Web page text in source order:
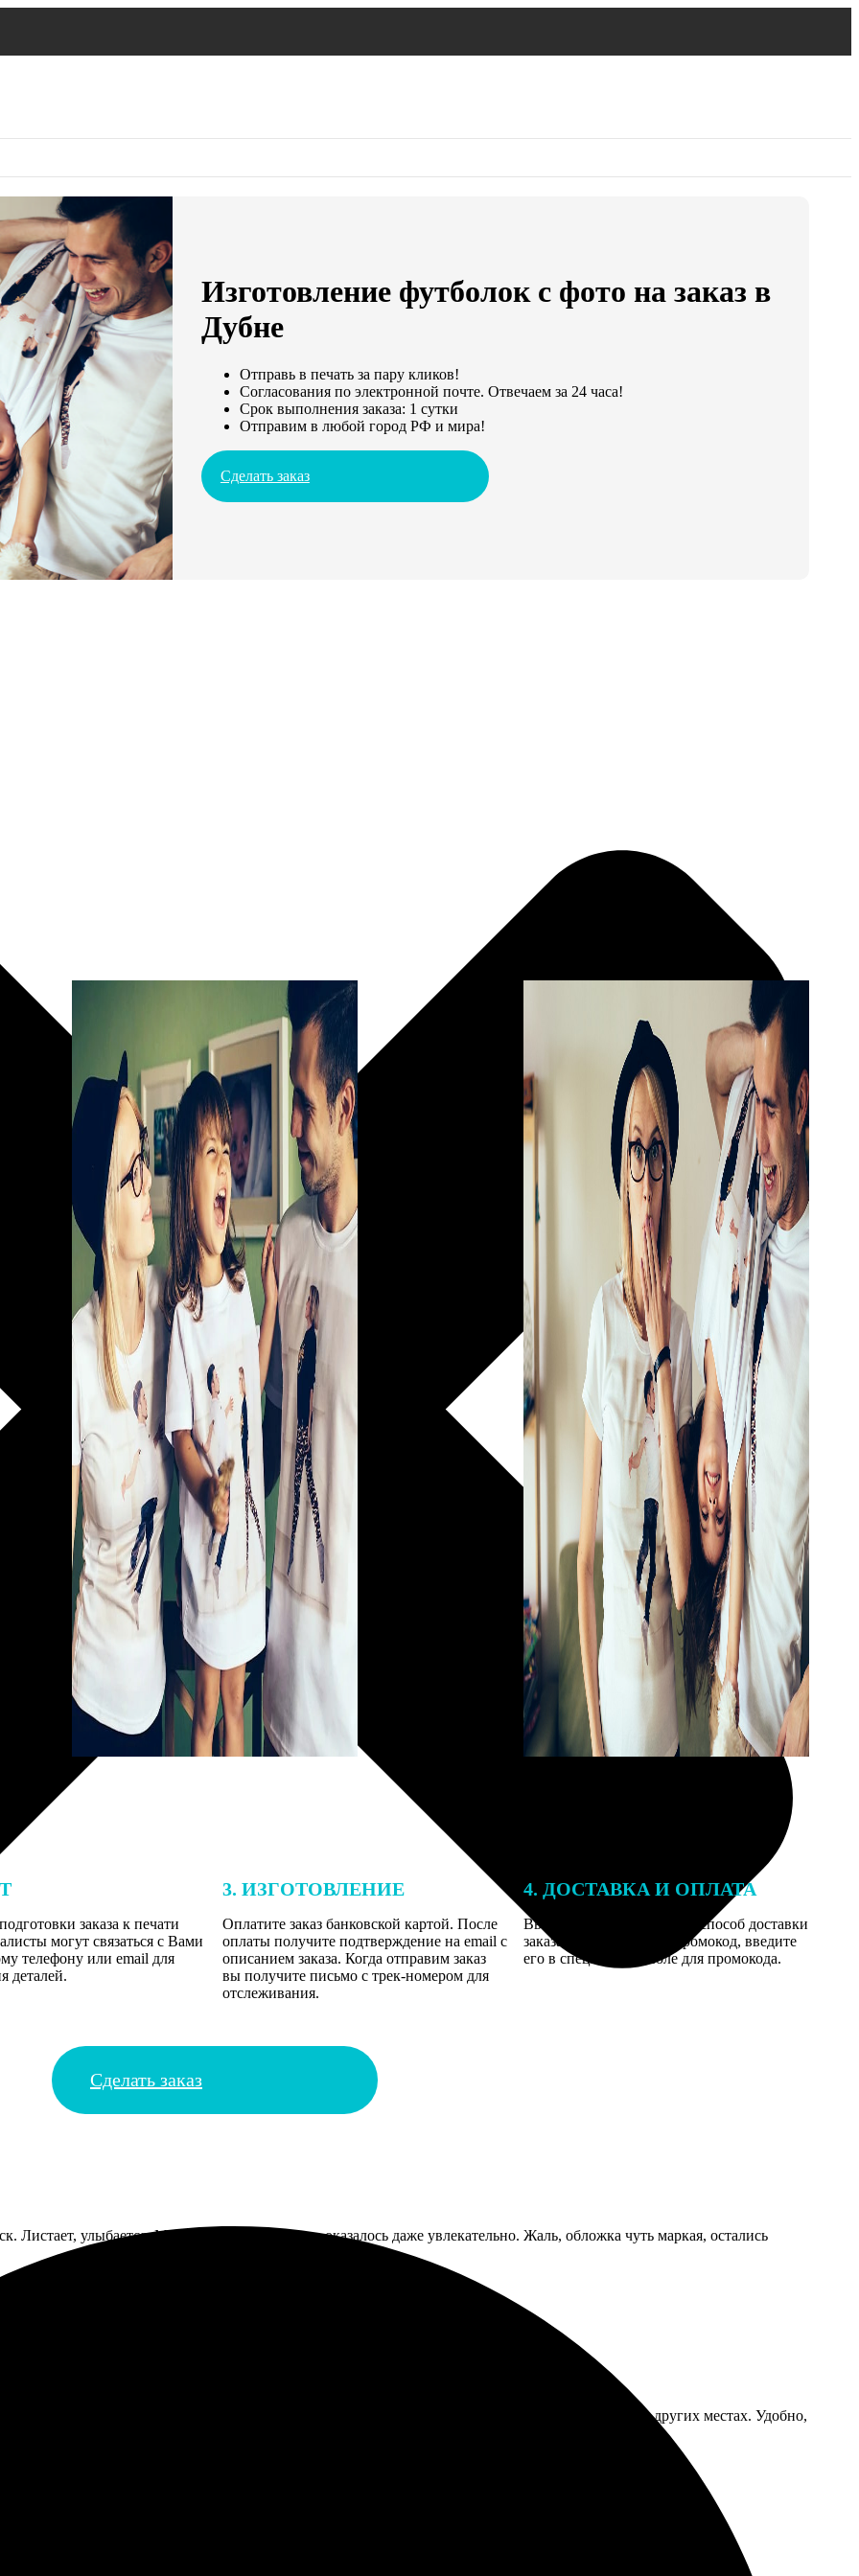
Изготовление футболок с фото на заказ в
Дубне
Отправь в печать за пару кликов!
Согласования по электронной почте. Отвечаем за 24 часа!
Срок выполнения заказа: 1 сутки
Отправим в любой город РФ и мира!
Сделать заказ
заказа к печати
могут связаться с Вами
телефону или email для
деталей.
3. ИЗГОТОВЛЕНИЕ
Оплатите заказ банковской картой. После
оплаты получите подтверждение на email с
описанием заказа. Когда отправим заказ
вы получите письмо с трек-номером для
отслеживания.
4. ДОСТАВКА И ОПЛАТА
Введите адрес и выберите способ доставки
заказа. Если у вас есть промокод, введите
его в специальное поле для промокода.
Сделать заказ
улыбается. Макет собирала сама, это оказалось даже увлекательно. Жаль, обложка чуть маркая, остались
упаковано. Фотографии 10х15 напечатали хорошо, никакого пересвета, как иногда бывает в других местах. Удобно,